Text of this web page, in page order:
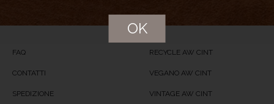
FAQ
CONTATTI
SPEDIZIONE
RECYCLE AW CINT
VEGANO AW CINT
VINTAGE AW CINT
OK